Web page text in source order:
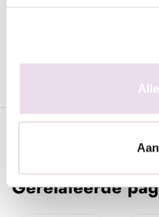
deze vast te zetten in de
aan de volgende
Gerelateerde